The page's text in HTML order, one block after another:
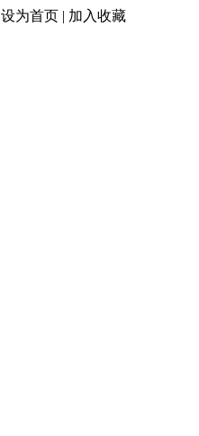
设为首页 | 加入收藏